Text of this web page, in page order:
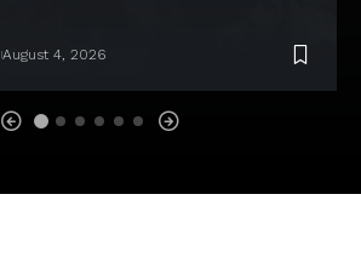
August 4, 2026